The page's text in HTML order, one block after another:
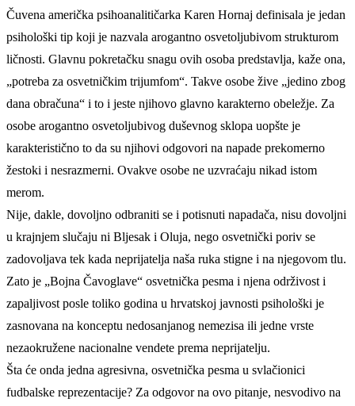
Čuvena američka psihoanalitičarka Karen Hornaj definisala je jedan
psihološki tip koji je nazvala arogantno osvetoljubivom strukturom
ličnosti. Glavnu pokretačku snagu ovih osoba predstavlja, kaže ona,
„potreba za osvetničkim trijumfom“. Takve osobe žive „jedino zbog
dana obračuna“ i to i jeste njihovo glavno karakterno obeležje. Za
osobe arogantno osvetoljubivog duševnog sklopa uopšte je
karakteristično to da su njihovi odgovori na napade prekomerno
žestoki i nesrazmerni. Ovakve osobe ne uzvraćaju nikad istom
merom.
Nije, dakle, dovoljno odbraniti se i potisnuti napadača, nisu dovoljni
u krajnjem slučaju ni Bljesak i Oluja, nego osvetnički poriv se
zadovoljava tek kada neprijatelja naša ruka stigne i na njegovom tlu.
Zato je „Bojna Čavoglave“ osvetnička pesma i njena održivost i
zapaljivost posle toliko godina u hrvatskoj javnosti psihološki je
zasnovana na konceptu nedosanjanog nemezisa ili jedne vrste
nezaokružene nacionalne vendete prema neprijatelju.
Šta će onda jedna agresivna, osvetnička pesma u svlačionici
fudbalske reprezentacije? Za odgovor na ovo pitanje, nesvodivo na